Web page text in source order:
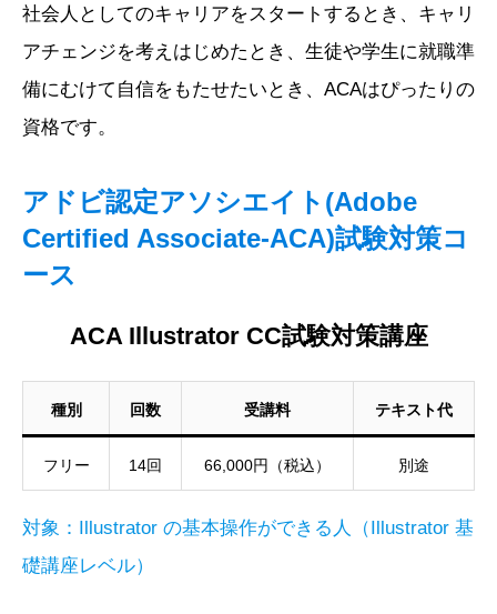
社会人としてのキャリアをスタートするとき、キャリ
アチェンジを考えはじめたとき、生徒や学生に就職準
備にむけて自信をもたせたいとき、ACAはぴったりの
資格です。
アドビ認定アソシエイト(Adobe
Certified Associate-ACA)試験対策コ
ース
ACA Illustrator CC試験対策講座
種別 回数 受講料 テキスト代
フリー 14回 66,000円（税込） 別途
対象：Illustrator の基本操作ができる人（Illustrator 基
礎講座レベル）